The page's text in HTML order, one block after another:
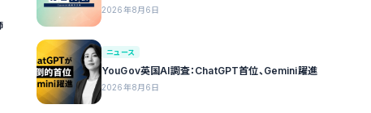
2026年8月6日
ニュース
YouGov英国AI調査：ChatGPT首位、Gemini躍進
2026年8月6日